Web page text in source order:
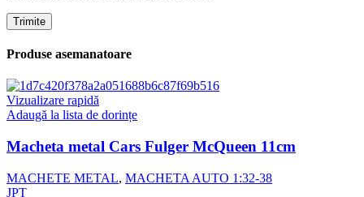
Produse asemanatoare
Vizualizare rapidă
Adaugă la lista de dorințe
Macheta metal Cars Fulger McQueen 11cm
MACHETE METAL, MACHETA AUTO 1:32-38
JPT